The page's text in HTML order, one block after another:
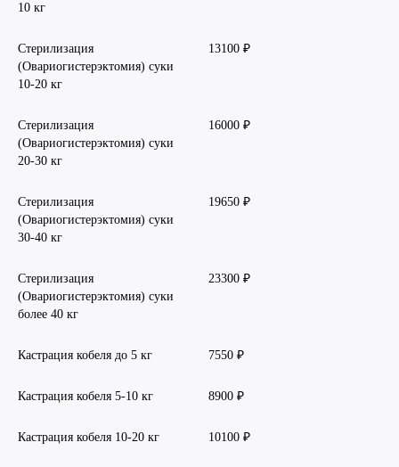
10 кг
Стерилизация
(Овариогистерэктомия) суки
10-20 кг
13100 ₽
Стерилизация
(Овариогистерэктомия) суки
20-30 кг
16000 ₽
Стерилизация
(Овариогистерэктомия) суки
30-40 кг
19650 ₽
Стерилизация
(Овариогистерэктомия) суки
более 40 кг
23300 ₽
Кастрация кобеля до 5 кг 7550 ₽
Кастрация кобеля 5-10 кг 8900 ₽
Кастрация кобеля 10-20 кг 10100 ₽